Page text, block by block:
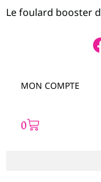
Le foulard booster
MON COMPTE
0